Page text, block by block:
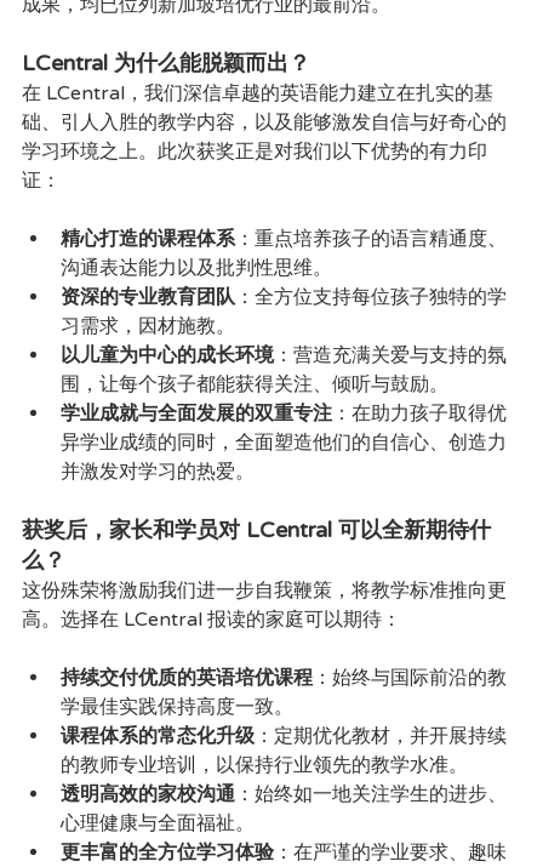
成果，均已位列新加坡培优行业的最前沿。
LCentral 为什么能脱颖而出？
在 LCentral，我们深信卓越的英语能力建立在扎实的基
础、引人入胜的教学内容，以及能够激发自信与好奇心的
学习环境之上。此次获奖正是对我们以下优势的有力印
证：
精心打造的课程体系：重点培养孩子的语言精通度、
沟通表达能力以及批判性思维。
资深的专业教育团队：全方位支持每位孩子独特的学
习需求，因材施教。
以儿童为中心的成长环境：营造充满关爱与支持的氛
围，让每个孩子都能获得关注、倾听与鼓励。
学业成就与全面发展的双重专注 ：在助力孩子取得优
异学业成绩的同时，全面塑造他们的自信心、创造力
并激发对学习的热爱。
获奖后，家长和学员对 LCentral 可以全新期待什
么？
这份殊荣将激励我们进一步自我鞭策，将教学标准推向更
高。选择在 LCentral 报读的家庭可以期待：
持续交付优质的英语培优课程：始终与国际前沿的教
学最佳实践保持高度一致。
课程体系的常态化升级：定期优化教材，并开展持续
的教师专业培训，以保持行业领先的教学水准。
透明高效的家校沟通 ：始终如一地关注学生的进步、
心理健康与全面福祉。
更丰富的全方位学习体验 ：在严谨的学业要求、趣味